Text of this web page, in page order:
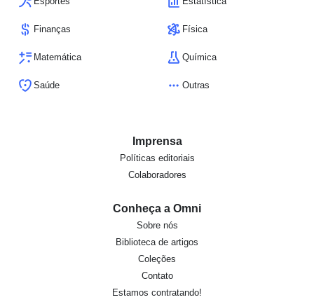
Finanças Física
Matemática Química
Saúde Outras
Imprensa
Políticas editoriais
Colaboradores
Conheça a Omni
Sobre nós
Biblioteca de artigos
Coleções
Contato
Estamos contratando!